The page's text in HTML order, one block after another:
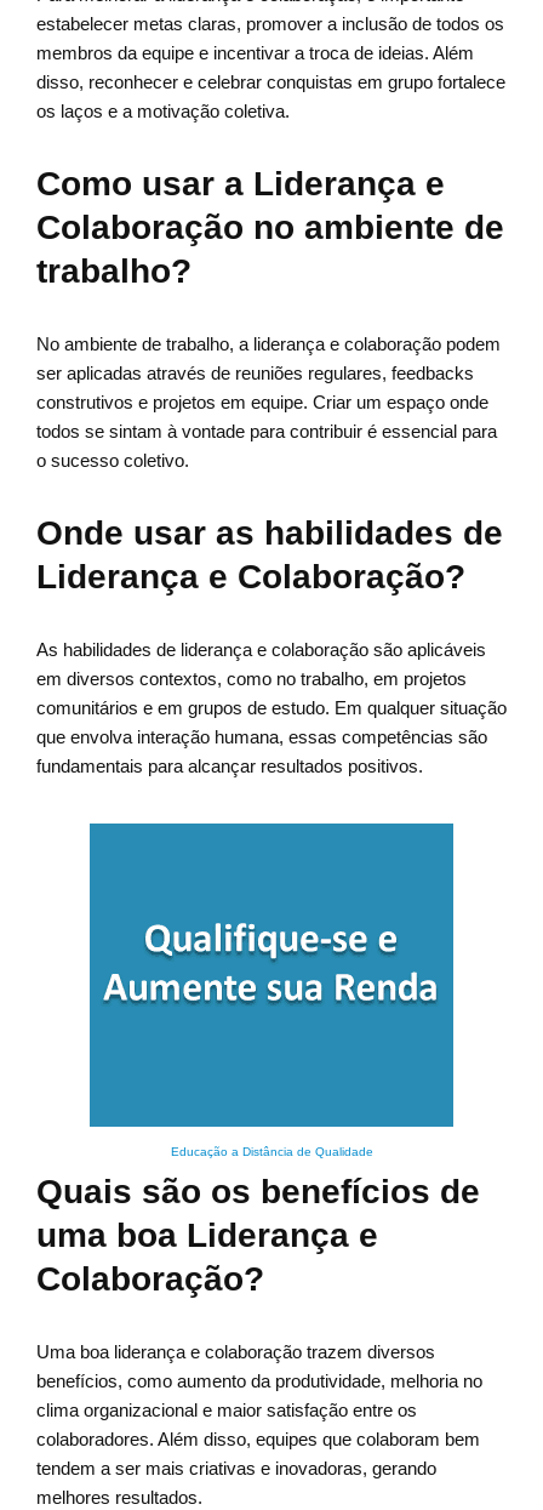
estabelecer metas claras, promover a inclusão de todos os
membros da equipe e incentivar a troca de ideias. Além
disso, reconhecer e celebrar conquistas em grupo fortalece
os laços e a motivação coletiva.
Como usar a Liderança e
Colaboração no ambiente de
trabalho?
No ambiente de trabalho, a liderança e colaboração podem
ser aplicadas através de reuniões regulares, feedbacks
construtivos e projetos em equipe. Criar um espaço onde
todos se sintam à vontade para contribuir é essencial para
o sucesso coletivo.
Onde usar as habilidades de
Liderança e Colaboração?
As habilidades de liderança e colaboração são aplicáveis
em diversos contextos, como no trabalho, em projetos
comunitários e em grupos de estudo. Em qualquer situação
que envolva interação humana, essas competências são
fundamentais para alcançar resultados positivos.
Educação a Distância de Qualidade
Quais são os benefícios de
uma boa Liderança e
Colaboração?
Uma boa liderança e colaboração trazem diversos
benefícios, como aumento da produtividade, melhoria no
clima organizacional e maior satisfação entre os
colaboradores. Além disso, equipes que colaboram bem
tendem a ser mais criativas e inovadoras, gerando
melhores resultados.